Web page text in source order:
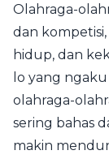
Olahraga-
dan
hidup, dan
lo yang
olahraga-
sering bahas
makin